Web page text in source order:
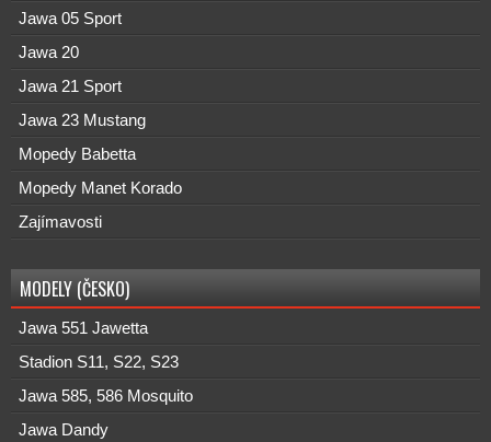
Jawa 05 Sport
Jawa 20
Jawa 21 Sport
Jawa 23 Mustang
Mopedy Babetta
Mopedy Manet Korado
Zajímavosti
MODELY (ČESKO)
Jawa 551 Jawetta
Stadion S11, S22, S23
Jawa 585, 586 Mosquito
Jawa Dandy